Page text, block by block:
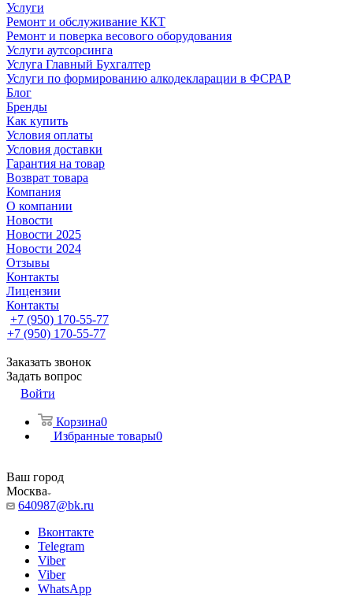
Услуги
Ремонт и обслуживание ККТ
Ремонт и поверка весового оборудования
Услуги аутсорсинга
Услуга Главный Бухгалтер
Услуги по формированию алкодекларации в ФСРАР
Блог
Бренды
Как купить
Условия оплаты
Условия доставки
Гарантия на товар
Возврат товара
Компания
О компании
Новости
Новости 2025
Новости 2024
Отзывы
Контакты
Лицензии
Контакты
+7 (950) 170-55-77
+7 (950) 170-55-77
Заказать звонок
Задать вопрос
Войти
Корзина0
Избранные товары0
Ваш город
Москва
640987@bk.ru
Вконтакте
Telegram
Viber
Viber
WhatsApp